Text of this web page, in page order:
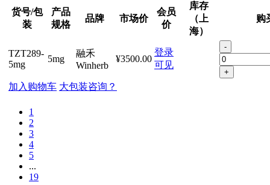
货号/包
装
产品
规格
品牌 市场价
会员
价
库存
（上
海）
购
TZT289-
5mg
5mg
融禾
Winherb
¥3500.00
登录
可见
-
+
加入购物车 大包装咨询？
1
2
3
4
5
...
19